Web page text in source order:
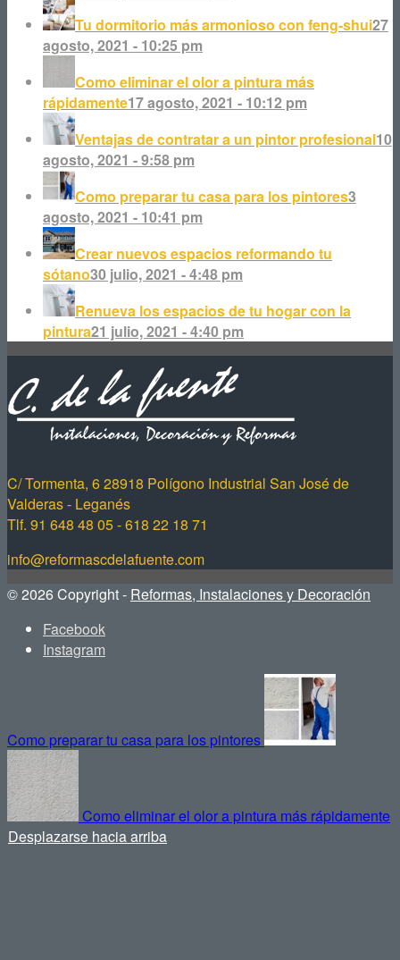
Tu dormitorio más armonioso con feng-shui27
agosto, 2021 - 10:25 pm
Como eliminar el olor a pintura más
rápidamente17 agosto, 2021 - 10:12 pm
Ventajas de contratar a un pintor profesional10
agosto, 2021 - 9:58 pm
Como preparar tu casa para los pintores3
agosto, 2021 - 10:41 pm
Crear nuevos espacios reformando tu
sótano30 julio, 2021 - 4:48 pm
Renueva los espacios de tu hogar con la
pintura21 julio, 2021 - 4:40 pm
C/ Tormenta, 6 28918 Polígono Industrial San José de
Valderas - Leganés
Tlf. 91 648 48 05 - 618 22 18 71
info@reformascdelafuente.com
© 2026 Copyright - Reformas, Instalaciones y Decoración
Facebook
Instagram
Como preparar tu casa para los pintores
Como eliminar el olor a pintura más rápidamente
Desplazarse hacia arriba